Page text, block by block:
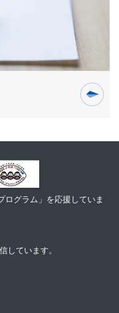
ログラム」を応援していま
しています。